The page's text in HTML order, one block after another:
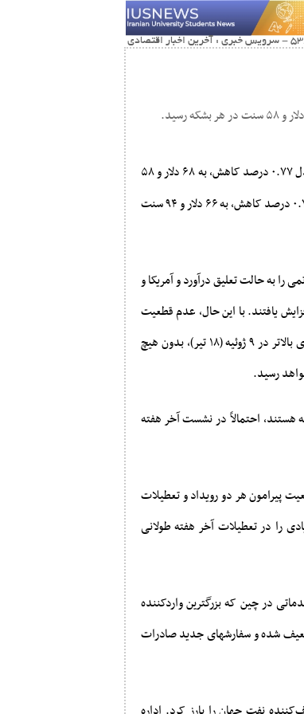
»؛ قیمت نفت برنت امروز (پنجشنبه، ۱۲ تیر) با ۵۳ سنت معادل ۰.۷۷ درصد کاهش، به ۶۸ دلار و ۵۸
سنت در هر بشکه رسید. قیمت نفت وست تگزاس اینترمدیت آمریکا با ۵۱ سنت معادل ۰.۷۶ درصد کاهش، به ۶۶ دلار و ۹۴ سنت
را به حالت تعلیق درآورد و آمریکا و
یافتند. با این حال، عدم قطعیت
فزاینده‌ای در مورد سیاست تجاری آمریکا وجود دارد، زیرا مهلت ۹۰ روزه اجرای تعرفه‌های بالاتر در ۹ ژوئیه (۱۸ تیر)، بدون هیچ
رسید.
هستند، احتمالاً در نشست آخر هفته
پیرامون هر دو رویداد و تعطیلات
ریسک زیادی را در تعطیلات آخر هفته طولانی
در چین که بزرگترین واردکننده
یافته، زیرا تقاضا ضعیف شده و سفارشهای جدید صادرات